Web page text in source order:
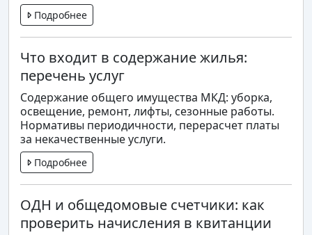
Подробнее
Что входит в содержание жилья:
перечень услуг
Содержание общего имущества МКД: уборка,
освещение, ремонт, лифты, сезонные работы.
Нормативы периодичности, перерасчет платы
за некачественные услуги.
Подробнее
ОДН и общедомовые счетчики: как
проверить начисления в квитанции